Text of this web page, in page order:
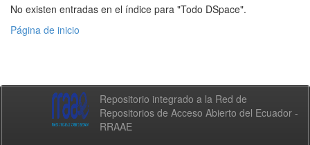
No existen entradas en el índice para "Todo DSpace".
Página de inicio
Repositorio integrado a la Red de
Repositorios de Acceso Abierto del Ecuador -
RRAAE